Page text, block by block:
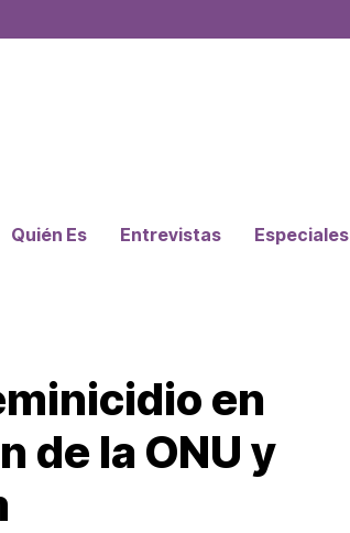
Quién Es Entrevistas Especiales
en
de la ONU y